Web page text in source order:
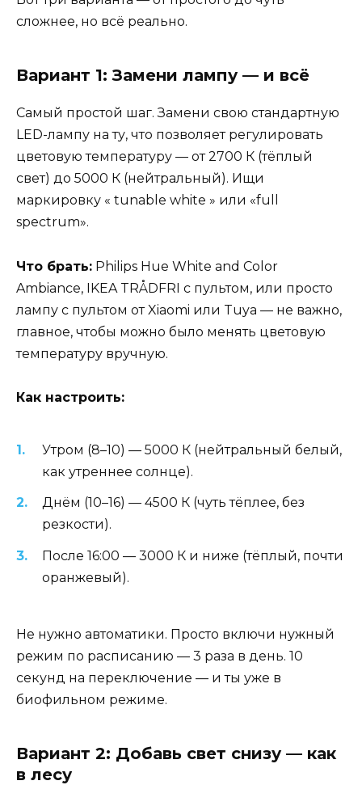
сложнее, но всё реально.
Вариант 1: Замени лампу — и всё
Самый простой шаг. Замени свою стандартную
LED-лампу на ту, что позволяет регулировать
цветовую температуру — от 2700 К (тёплый
свет) до 5000 К (нейтральный). Ищи
маркировку « tunable white » или «full
spectrum».
Что брать: Philips Hue White and Color
Ambiance, IKEA TRÅDFRI с пультом, или просто
лампу с пультом от Xiaomi или Tuya — не важно,
главное, чтобы можно было менять цветовую
температуру вручную.
Как настроить:
Утром (8–10) — 5000 К (нейтральный белый,
как утреннее солнце).
Днём (10–16) — 4500 К (чуть тёплее, без
резкости).
После 16:00 — 3000 К и ниже (тёплый, почти
оранжевый).
Не нужно автоматики. Просто включи нужный
режим по расписанию — 3 раза в день. 10
секунд на переключение — и ты уже в
биофильном режиме.
Вариант 2: Добавь свет снизу — как
в лесу